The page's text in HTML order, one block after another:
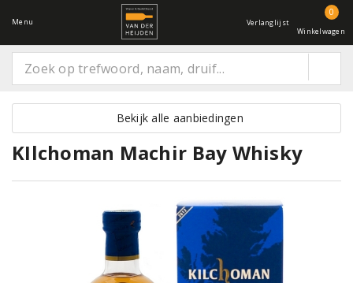
Menu Verlanglijst
0
Winkelwagen
Bekijk alle aanbiedingen
KIlchoman Machir Bay Whisky